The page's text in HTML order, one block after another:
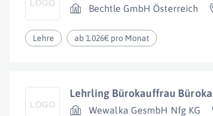
Bechtle GmbH Österreich
Lehre ab 1.026€ pro Monat
Lehrling Bürokauffrau
Wewalka GesmbH Nfg KG